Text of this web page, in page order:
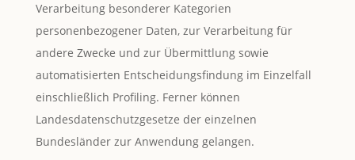
Verarbeitung besonderer Kategorien
personenbezogener Daten, zur Verarbeitung für
andere Zwecke und zur Übermittlung sowie
automatisierten Entscheidungsfindung im Einzelfall
einschließlich Profiling. Ferner können
Landesdatenschutzgesetze der einzelnen
Bundesländer zur Anwendung gelangen.